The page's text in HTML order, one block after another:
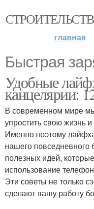
главная
Быстрая
Удобные
канцелярии:
В современном мире
упростить свою жизнь
Именно поэтому
нашего
полезных идей,
использование
Эти советы не только
сделают вашу работу